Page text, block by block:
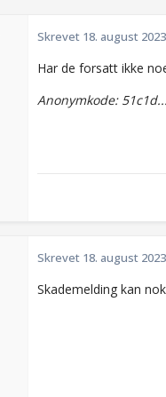
Skrevet 18. august 2023
Har de forsatt ikke
Anonymkode:
Skrevet 18. august 2023
Skademelding kan